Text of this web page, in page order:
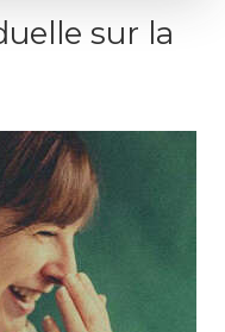
sur la